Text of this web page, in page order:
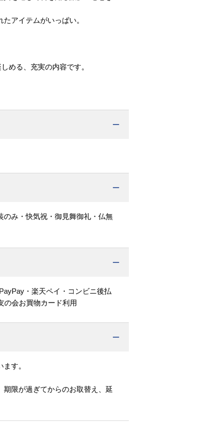
アイテムがいっぱい。
める、充実の内容です。
み・快気祝・御見舞御礼・仏無
・楽天ペイ・コンビニ後払
の会お買物カード利用
す。
限が過ぎてからのお取替え、延